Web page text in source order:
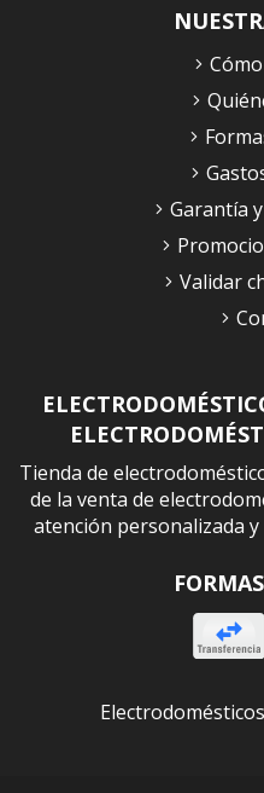
Tienda de
de la venta de
atención personalizada
Garantía
Validar
Electrodomésticos